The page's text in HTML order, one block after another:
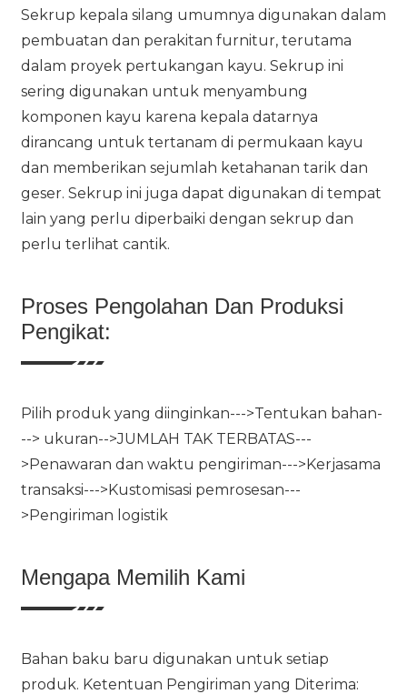
Sekrup kepala silang umumnya digunakan dalam
pembuatan dan perakitan furnitur, terutama
dalam proyek pertukangan kayu. Sekrup ini
sering digunakan untuk menyambung
komponen kayu karena kepala datarnya
dirancang untuk tertanam di permukaan kayu
dan memberikan sejumlah ketahanan tarik dan
geser. Sekrup ini juga dapat digunakan di tempat
lain yang perlu diperbaiki dengan sekrup dan
perlu terlihat cantik.
Proses Pengolahan Dan Produksi
Pengikat:
Pilih produk yang diinginkan--->Tentukan bahan-
--> ukuran-->JUMLAH TAK TERBATAS---
>Penawaran dan waktu pengiriman--->Kerjasama
transaksi--->Kustomisasi pemrosesan---
>Pengiriman logistik
Mengapa Memilih Kami
Bahan baku baru digunakan untuk setiap
produk. Ketentuan Pengiriman yang Diterima: